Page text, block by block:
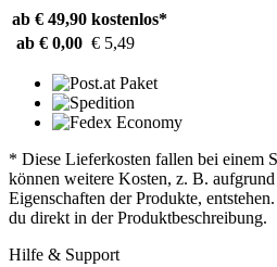
ab € 49,90 kostenlos*
ab € 0,00 € 5,49
* Diese Lieferkosten fallen bei einem
können weitere Kosten, z. B.
Eigenschaften der Produkte,
du direkt in der Produktbeschreibung.
Hilfe & Support